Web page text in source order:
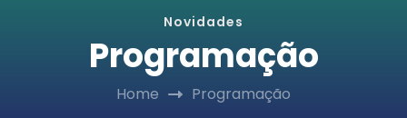
Novidades
Programação
Home Programação